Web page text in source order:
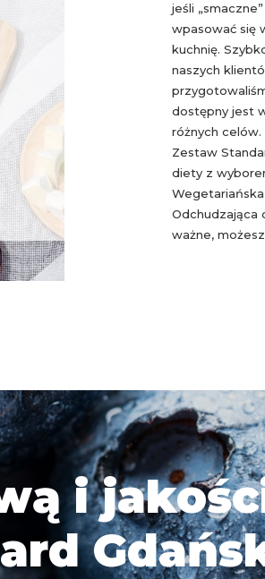
jeśli
wpasować się
kuchnię.
naszych
dostępny jest
różnych
Zestaw
diety z
Odchudzająca
ważne,
i